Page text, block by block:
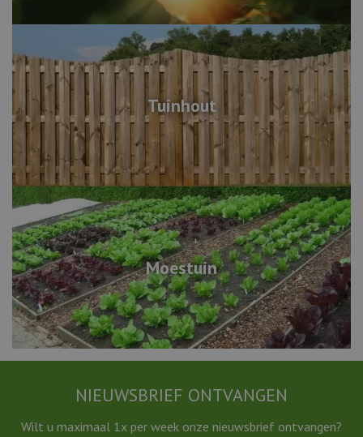
Tuinhout
Moestuin
NIEUWSBRIEF ONTVANGEN
Wilt u maximaal 1x per week onze nieuwsbrief ontvangen?